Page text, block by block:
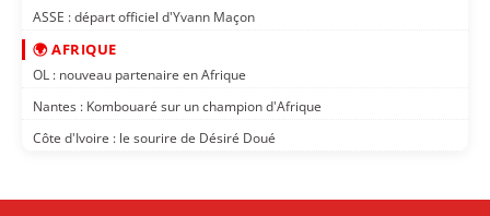
ASSE : départ officiel d'Yvann Maçon
🌍 AFRIQUE
OL : nouveau partenaire en Afrique
Nantes : Kombouaré sur un champion d'Afrique
Côte d'Ivoire : le sourire de Désiré Doué